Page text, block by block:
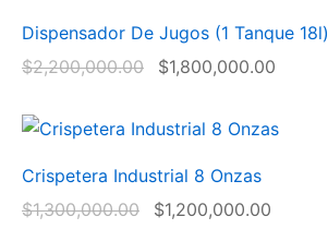
Dispensador De Jugos (1 Tanque 18l)
$2,200,000.00 $1,800,000.00
Crispetera Industrial 8 Onzas
$1,300,000.00 $1,200,000.00